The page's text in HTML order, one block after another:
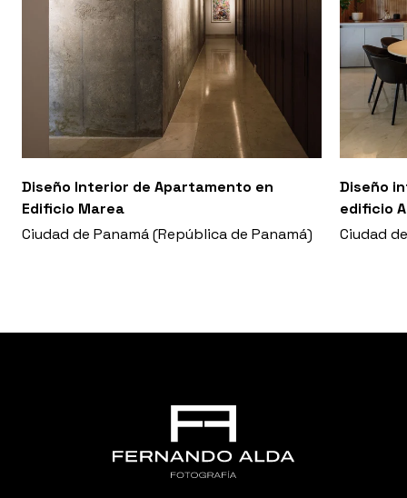
Diseño Interior de Apartamento en
Edificio Marea
Ciudad de Panamá (República de Panamá)
Diseño
edificio
Ciudad